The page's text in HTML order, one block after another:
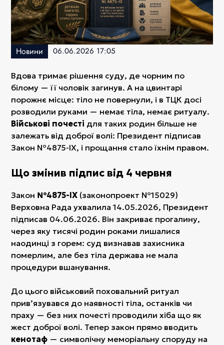
Новини 06.06.2026 17:05
Вдова тримає рішення суду, де чорним по
білому — її чоловік загинув. А на цвинтарі
порожнє місце: тіло не повернули, і в ТЦК досі
розводили руками — немає тіла, немає ритуалу.
Військові почесті для таких родин більше не
залежать від доброї волі: Президент підписав
Закон №4875-IX, і прощання стало їхнім правом.
Що змінив підпис від 4 червня
Закон №4875-IX (законопроект №15029)
Верховна Рада ухвалила 14.05.2026, Президент
підписав 04.06.2026. Він закриває прогалину,
через яку тисячі родин роками лишалися
наодинці з горем: суд визнавав захисника
померлим, але без тіла держава не мала
процедури вшанування.
До цього військовий поховальний ритуал
прив’язувався до наявності тіла, останків чи
праху — без них почесті проводили хіба що як
жест доброї волі. Тепер закон прямо вводить
кенотаф — символічну меморіальну споруду на